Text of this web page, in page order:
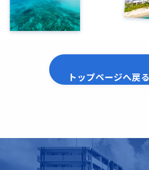
トップページへ戻る